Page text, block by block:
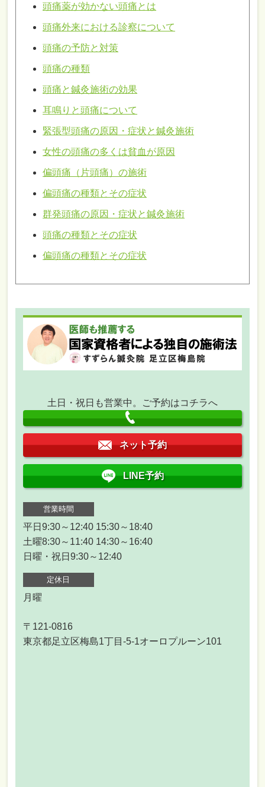
頭痛薬が効かない頭痛とは
頭痛外来における診察について
頭痛の予防と対策
頭痛の種類
頭痛と鍼灸施術の効果
耳鳴りと頭痛について
緊張型頭痛の原因・症状と鍼灸施術
女性の頭痛の多くは貧血が原因
偏頭痛（片頭痛）の施術
偏頭痛の種類とその症状
群発頭痛の原因・症状と鍼灸施術
頭痛の種類とその症状
偏頭痛の種類とその症状
土日・祝日も営業中。ご予約はコチラへ
ネット予約
LINE予約
営業時間
平日9:30～12:40 15:30～18:40
土曜8:30～11:40 14:30～16:40
日曜・祝日9:30～12:40
定休日
月曜
〒121-0816
東京都足立区梅島1丁目-5-1オーロプルーン101